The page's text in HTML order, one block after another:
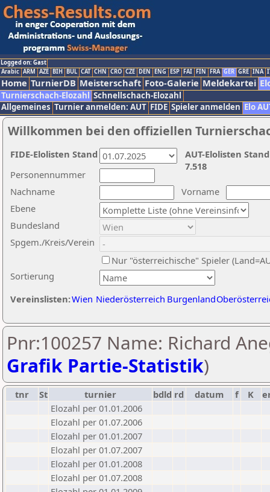
Logged on: Gast
Arabic ARM AZE BIH BUL CAT CHN CRO CZE DEN ENG ESP FAI FIN FRA GER GRE INA
Home TurnierDB Meisterschaft Foto-Galerie Meldekartei
Turnierschach-Elozahl Schnellschach-Elozahl
Allgemeines Turnier anmelden: AUT FIDE Spieler anmelden Elo
Willkommen bei den offiziellen
Nachname
Vorname
Ebene
Sortierung
Personennummer
Bundesland
Spgem./Kreis/Verein
Nur "österreichische" Spieler
Vereinslisten:Wien Niederösterreich Burgenland
AUT-Elolisten
7.518
FIDE-Elolisten Stand
Pnr:100257 Name: Richard
Grafik Partie-Statistik)
tnr St turnier bdld rd datum f K
Elozahl per 01.01.2006
Elozahl per 01.07.2006
Elozahl per 01.01.2007
Elozahl per 01.07.2007
Elozahl per 01.01.2008
Elozahl per 01.07.2008